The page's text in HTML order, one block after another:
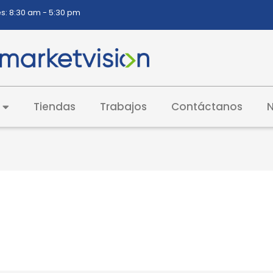
8:30 am - 5:30 pm
Tiendas Trabajos Contáctanos